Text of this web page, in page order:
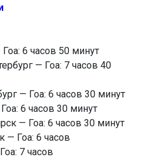
6 часов 50 минут
— Гоа: 7 часов 40
— Гоа: 6 часов 30 минут
6 часов 30 минут
— Гоа: 6 часов 30 минут
— Гоа: 6 часов
7 часов